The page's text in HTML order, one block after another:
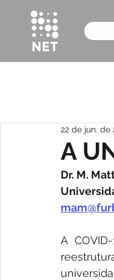
A
22 de jun. de
Dr. M.
A